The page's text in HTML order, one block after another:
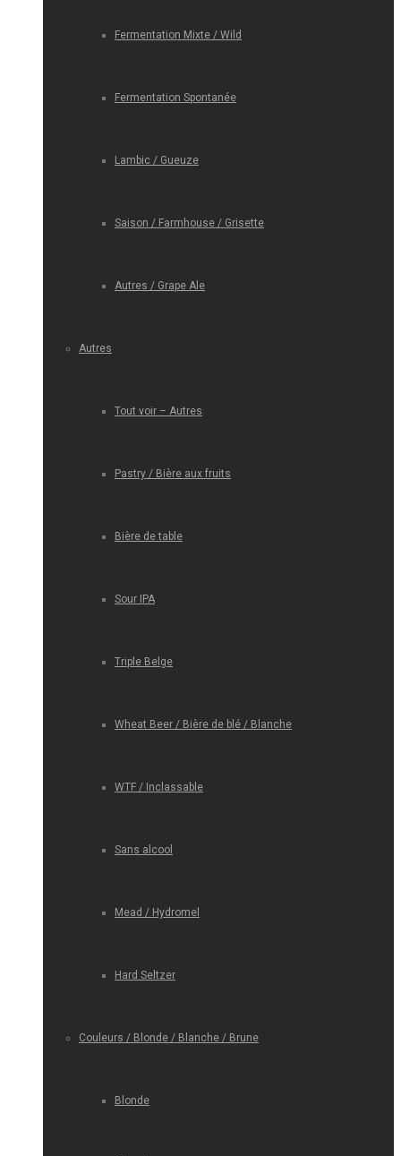
Fermentation Mixte / Wild
Fermentation Spontanée
Lambic / Gueuze
Saison / Farmhouse / Grisette
Autres / Grape Ale
Autres
Tout voir – Autres
Pastry / Bière aux fruits
Bière de table
Sour IPA
Triple Belge
Wheat Beer / Bière de blé / Blanche
WTF / Inclassable
Sans alcool
Mead / Hydromel
Hard Seltzer
Couleurs / Blonde / Blanche / Brune
Blonde